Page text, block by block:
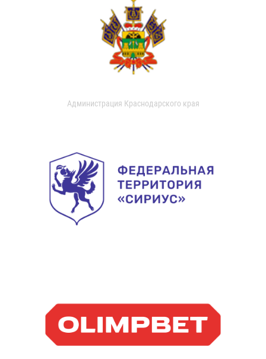
Администрация Краснодарского края